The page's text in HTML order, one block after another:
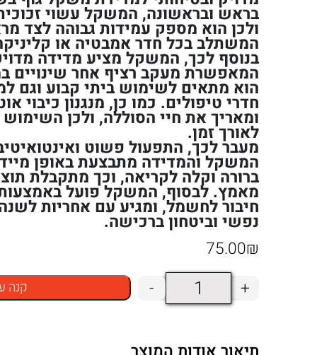
בראש ובראשונה, המשקל עשוי
ולכן הוא מספק עמידות גבוהה לצד
המשתלב בכל חדר אמבטיה או
בנוסף לכך, המשקל מציע מדידה
המאפשרת מעקב רציף אחר שינויים
הוא מתאים לשימוש ביתי קבוע וגם
חדרי טיפולים. כמו כן, מנגנון כיבוי
ומאריך את חיי הסוללה, ולכן השימוש
לאורך זמן.
מעבר לכך, התפעול פשוט
המשקל והמדידה מתבצעת באופן
ברורה וקלה לקריאה, וכך מתקבלת
מאמץ. לבסוף, המשקל פועל באמצעות
חיבור לחשמל, ומגיע עם אחריות
נפשי וביטחון ברכישה.
₪
75.00
+
כמות
של
- קנה